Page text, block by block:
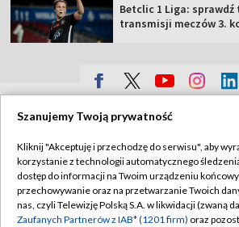
Betclic 1 Liga:
transmisji meczów 3.
Sklep TVP
Biuro Reklamy
Oferta Handlowa
Polityka
Moje zgody
Biuro reklamy
Szanujemy Twoją prywatność
Kliknij "Akceptuję i przechodzę do serwisu", aby
korzystanie z technologii automatycznego
dostęp do informacji na Twoim urządzeniu
przechowywanie oraz na przetwarzanie Twoich
nas, czyli Telewizję Polską S.A. w likwidacji (zwaną
Zaufanych Partnerów z IAB* (1201 firm) oraz